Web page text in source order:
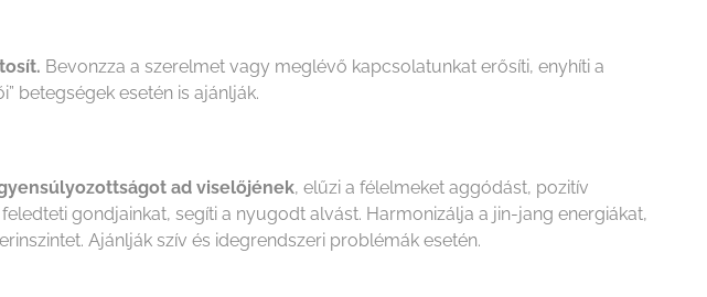
Bevonzza a szerelmet vagy meglévő kapcsolatunkat erősíti, enyhíti a
betegségek esetén is ajánlják.
ad viselőjének, elűzi a félelmeket aggódást, pozitív
gondjainkat, segíti a nyugodt alvást. Harmonizálja a jin-jang energiákat,
Ajánlják szív és idegrendszeri problémák esetén.